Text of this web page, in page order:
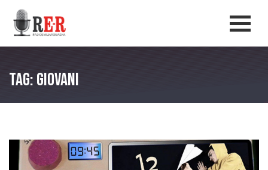
Salta al contenuto principale
Tag: giovani